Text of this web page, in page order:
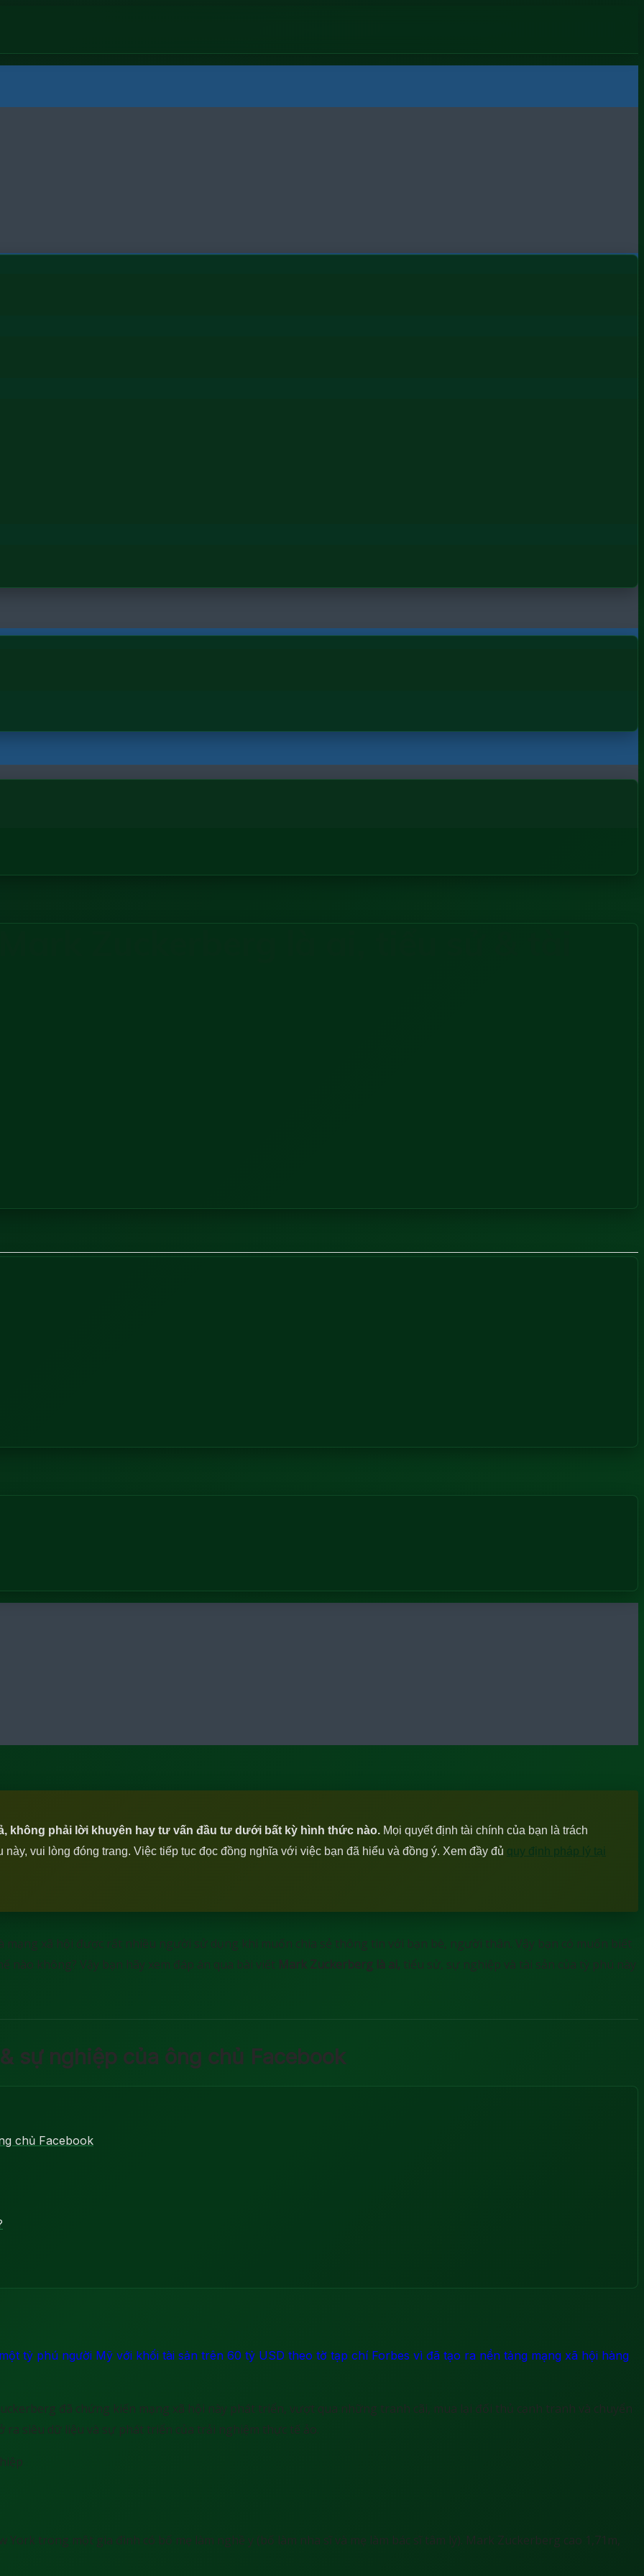
Zuckerberg là ai, tiểu sử & tài
không phải lời khuyên hay tư vấn đầu tư dưới bất kỳ hình thức nào. Mọi quyết định tài chính của bạn là trách
vui lòng đóng trang. Việc tiếp tục đọc đồng nghĩa với việc bạn đã hiểu và đồng ý. Xem đầy đủ quy định pháp lý tại
xã hội được rất nhiều người sử dụng khi muốn chia sẻ thông tin với bạn bè, người thân. Vậy bạn có muốn biết
nào không? Vậy bạn hãy xem đáp án qua bài viết Mark Zuckerberg là ai, tiểu sử, sự nghiệp và tài sản của tỳ phú này
sự nghiệp của ông chủ Facebook
chủ Facebook
tỷ phú người Mỹ với khối tài sản trên 60 tỷ USD theo tờ tạp chí Forbes vì đã tạo ra nền tảng mạng xã hội hàng
đã chứng kiến ​​mạng xã hội này phát triển, vượt qua những tranh cãi, mua lại đối thủ cạnh tranh và chuyển
siêu dữ liệu và sự phát triển của trải nghiệm thực tế ảo.
trong một gia đình có bố mẹ làm nghề y (bố làm nha sĩ và mẹ làm bác sĩ tâm lý). Mark Zuckerberg cao 1,71m,